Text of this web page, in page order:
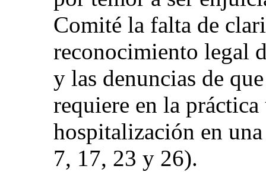
Comité la falta de
reconocimiento legal
y las denuncias de
requiere en la
hospitalización en
7, 17, 23 y 26).